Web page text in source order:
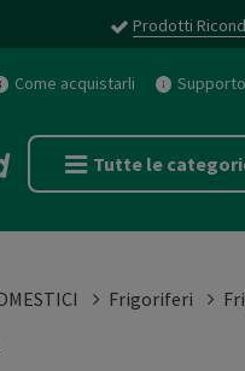
Prodotti
Come acquistarli
Tutte le
Frigoriferi